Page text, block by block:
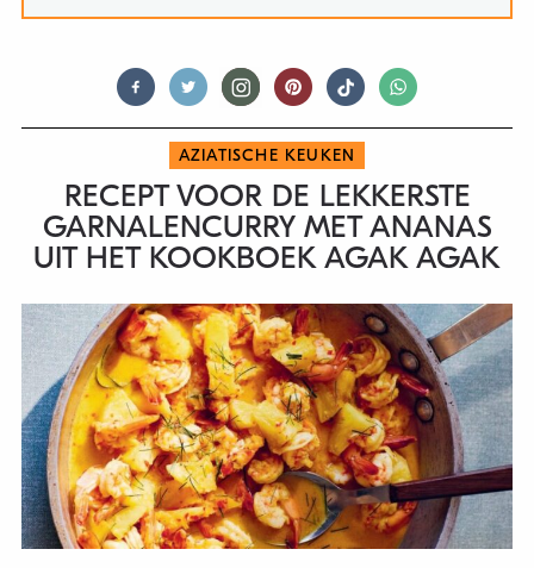
AZIATISCHE KEUKEN
RECEPT VOOR DE LEKKERSTE
GARNALENCURRY MET ANANAS
UIT HET KOOKBOEK AGAK AGAK